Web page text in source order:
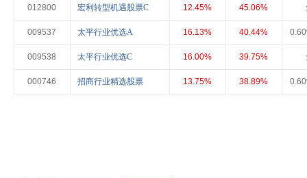
012800 宏利转型机遇股票C 12.45% 45.06%
009537 太平行业优选A 16.13% 40.44%
009538 太平行业优选C 16.00% 39.75%
000746 招商行业精选股票 13.75% 38.89%